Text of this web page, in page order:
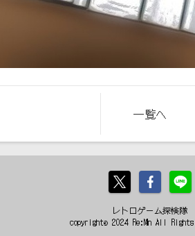
一覧へ
レトロゲーム探検隊
copyright© 2024 Re:Mn All Rights